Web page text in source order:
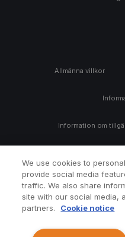
Allmänna villkor
Information om
We use cookies to
provide social media
traffic. We also share
site with our social media,
partners.
Cookie notice